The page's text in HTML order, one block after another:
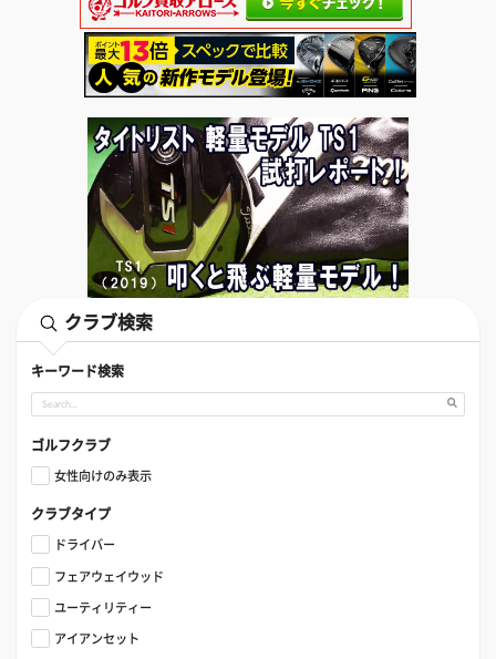
クラブ検索
キーワード検索
ゴルフクラブ
女性向けのみ表示
クラブタイプ
ドライバー
フェアウェイウッド
ユーティリティー
アイアンセット